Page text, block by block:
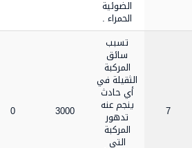
الضوئية
الحمراء .
7
تسبب
سائق
المركبة
الثقيلة في
أي حادث
ينجم عنه
تدهور
المركبة
التي
3000
0